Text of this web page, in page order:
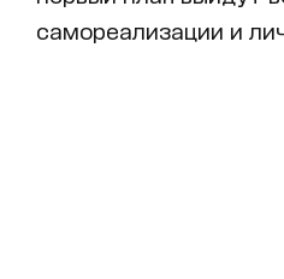
самореализации и